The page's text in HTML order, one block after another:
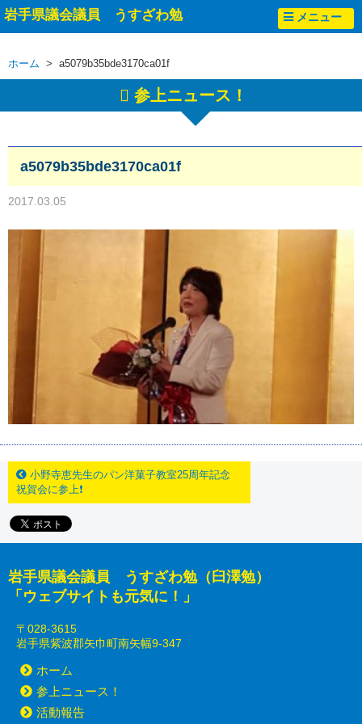
岩手県議会議員 うすざわ勉 メニュー
ホーム > a5079b35bde3170ca01f
参上ニュース！
a5079b35bde3170ca01f
2017.03.05
小野寺恵先生のパン洋菓子教室25周年記念
祝賀会に参上❗
岩手県議会議員 うすざわ勉（臼澤勉）
「ウェブサイトも元気に！」
〒028-3615
岩手県紫波郡矢巾町南矢幅9-347
ホーム
参上ニュース！
活動報告